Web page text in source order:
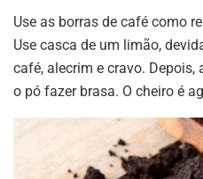
Use as borras de café como
Use casca de um limão,
café, alecrim e cravo.
o pó fazer brasa. O cheiro é